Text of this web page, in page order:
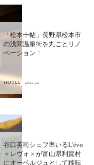
「松本十帖」長野県松本市
の浅間温泉街を丸ごとリノ
ベーション！
HOTEL 2021.3.2
谷口英司シェフ率いるL'évo
＜レヴォ＞が富山県利賀村
にオーベルジュとして移転